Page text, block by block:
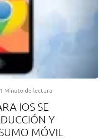
1 Minuto de lectura
IOS SE
Y
MÓVIL